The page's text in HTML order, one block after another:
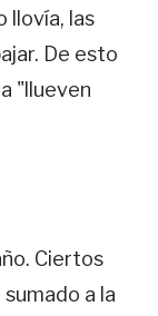
llovía, las
De esto
"llueven
Ciertos
a la